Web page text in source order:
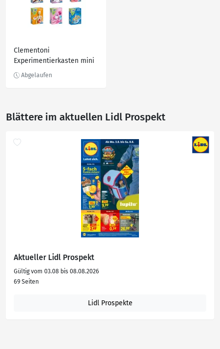
Clementoni
Experimentierkasten mini
Blättere im aktuellen Lidl Prospekt
Aktueller Lidl Prospekt
Gültig vom 03.08 bis 08.08.2026
69 Seiten
Lidl Prospekte